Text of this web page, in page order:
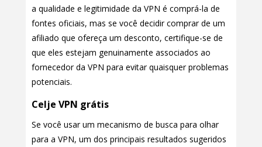
a qualidade e legitimidade da VPN é comprá-la de
fontes oficiais, mas se você decidir comprar de um
afiliado que ofereça um desconto, certifique-se de
que eles estejam genuinamente associados ao
fornecedor da VPN para evitar quaisquer problemas
potenciais.
Celje VPN grátis
Se você usar um mecanismo de busca para olhar
para a VPN, um dos principais resultados sugeridos